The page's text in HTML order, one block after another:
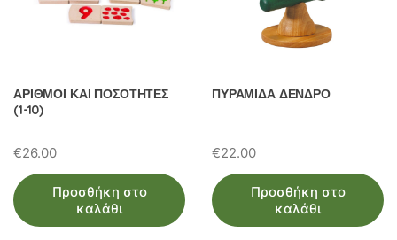
ΑΡΙΘΜΟΙ ΚΑΙ ΠΟΣΟΤΗΤΕΣ
(1-10)
€26.00
Προσθήκη στο
καλάθι
ΠΥΡΑΜΙΔΑ ΔΕΝΔΡΟ
€22.00
Προσθήκη στο
καλάθι